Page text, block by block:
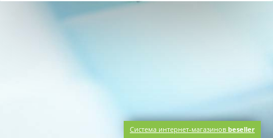
Система интернет-магазинов beseller